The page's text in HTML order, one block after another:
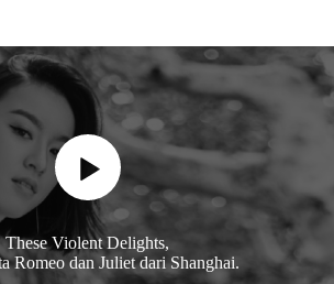
These Violent Delights,
Romeo dan Juliet dari Shanghai.